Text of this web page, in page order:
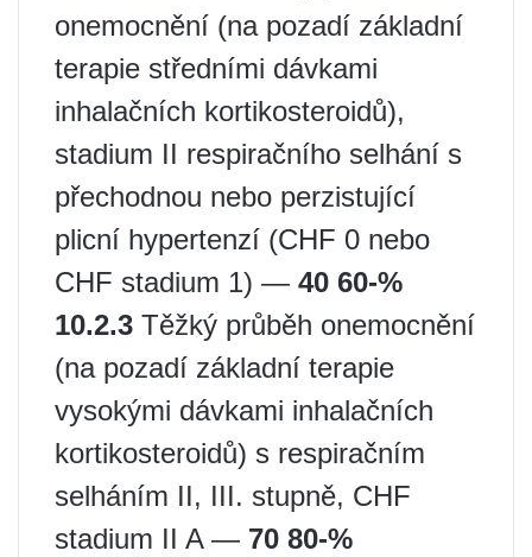
onemocnění (na pozadí základní
terapie středními dávkami
inhalačních kortikosteroidů),
stadium II respiračního selhání s
přechodnou nebo perzistující
plicní hypertenzí (CHF 0 nebo
CHF stadium 1) — 40 60-%
10.2.3 Těžký průběh onemocnění
(na pozadí základní terapie
vysokými dávkami inhalačních
kortikosteroidů) s respiračním
selháním II, III. stupně, CHF
stadium II A — 70 80-%